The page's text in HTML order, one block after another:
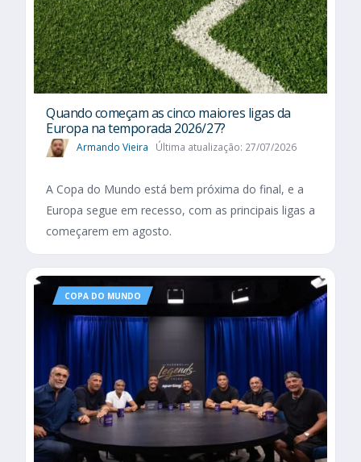
Quando começam as cinco maiores ligas da
Europa na temporada 2026/27?
Armando Vieira Última atualização: 27/07/2026
A Copa do Mundo está bem próxima do final, e a
Europa segue em recesso, com as principais ligas a
começarem em agosto.
COPA DO MUNDO